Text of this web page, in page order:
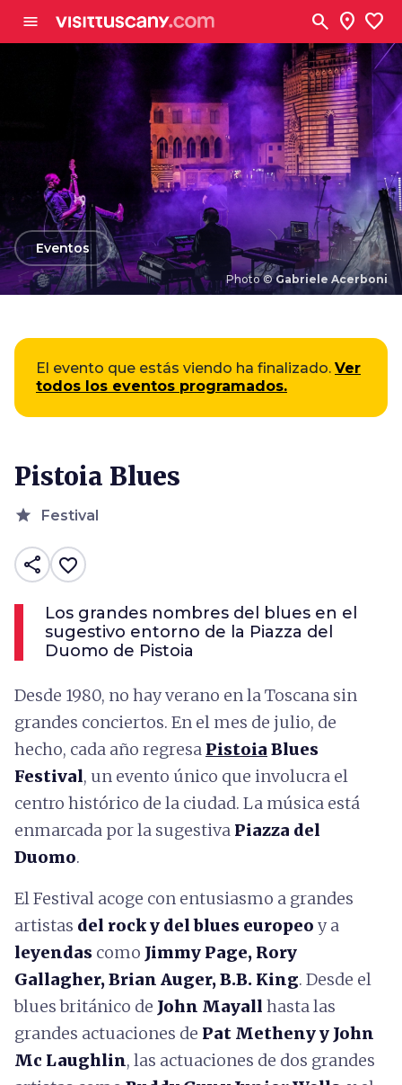
menu search location_on favorite
Photo ©Gabriele Acerboni
arrow_backEventos
El evento que estás viendo ha finalizado. Ver
todos los eventos programados.
Pistoia Blues
star Festival
share favorite_border
Los grandes nombres del blues en el
sugestivo entorno de la Piazza del
Duomo de Pistoia
Desde 1980, no hay verano en la Toscana sin
grandes conciertos. En el mes de julio, de
hecho, cada año regresa Pistoia Blues
Festival, un evento único que involucra el
centro histórico de la ciudad. La música está
enmarcada por la sugestiva Piazza del
Duomo.
El Festival acoge con entusiasmo a grandes
artistas del rock y del blues europeo y a
leyendas como Jimmy Page, Rory
Gallagher, Brian Auger, B.B. King. Desde el
blues británico de John Mayall hasta las
grandes actuaciones de Pat Metheny y John
Mc Laughlin, las actuaciones de dos grandes